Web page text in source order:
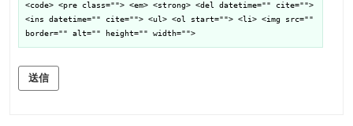
<code> <pre class=""> <em> <strong> <del datetime="" cite="">
<ins datetime="" cite=""> <ul> <ol start=""> <li> <img src=""
border="" alt="" height="" width="">
送信